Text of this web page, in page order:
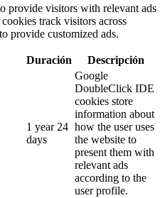
provide visitors with relevant ads
track visitors across
provide customized ads.
Duración Descripción
1 year 24
days
Google
DoubleClick IDE
cookies store
information about
how the user uses
the website to
present them with
relevant ads
according to the
user profile.